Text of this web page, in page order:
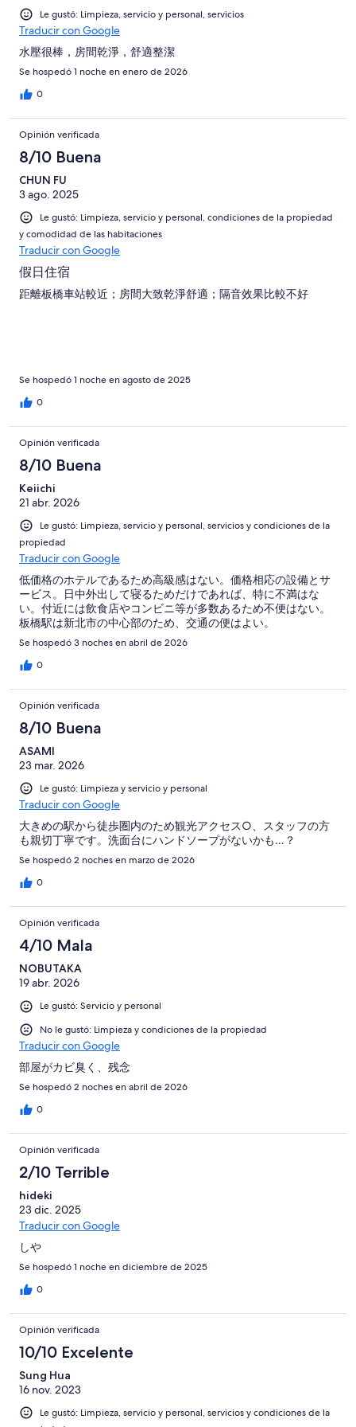
opinionesLe gustó: Limpieza, servicio y personal, servicios
Traducir con Google
水壓很棒，房間乾淨，舒適整潔
Se hospedó 1 noche en enero de 2026
0
Opinión verificada
8/10 Buena
CHUN FU
3 ago. 2025
Le gustó: Limpieza, servicio y personal, condiciones de la propiedad
y comodidad de las habitaciones
Traducir con Google
假日住宿
距離板橋車站較近；房間大致乾淨舒適；隔音效果比較不好
Se hospedó 1 noche en agosto de 2025
0
Opinión verificada
8/10 Buena
Keiichi
21 abr. 2026
Le gustó: Limpieza, servicio y personal, servicios y condiciones de la
propiedad
Traducir con Google
低価格のホテルであるため高級感はない。価格相応の設備とサ
ービス。日中外出して寝るためだけであれば、特に不満はな
い。付近には飲食店やコンビニ等が多数あるため不便はない。
板橋駅は新北市の中心部のため、交通の便はよい。
Se hospedó 3 noches en abril de 2026
0
Opinión verificada
8/10 Buena
ASAMI
23 mar. 2026
Le gustó: Limpieza y servicio y personal
Traducir con Google
大きめの駅から徒歩圏内のため観光アクセス○、スタッフの方
も親切丁寧です。洗面台にハンドソープがないかも…？
Se hospedó 2 noches en marzo de 2026
0
Opinión verificada
4/10 Mala
NOBUTAKA
19 abr. 2026
Le gustó: Servicio y personal
No le gustó: Limpieza y condiciones de la propiedad
Traducir con Google
部屋がカビ臭く、残念
Se hospedó 2 noches en abril de 2026
0
Opinión verificada
2/10 Terrible
hideki
23 dic. 2025
Traducir con Google
しや
Se hospedó 1 noche en diciembre de 2025
0
Opinión verificada
10/10 Excelente
Sung Hua
16 nov. 2023
Le gustó: Limpieza, servicio y personal, servicios y condiciones de la